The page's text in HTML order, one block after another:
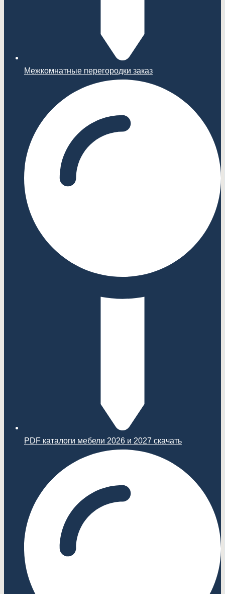
Межкомнатные перегородки заказ
PDF каталоги мебели 2026 и 2027 скачать